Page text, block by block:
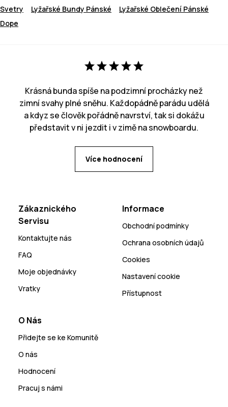
Svetry Lyžařské Bundy Pánské
Lyžařské Oblečení Pánské
Dope
Krásná bunda spíše na podzimní procházky než
zimní svahy plné sněhu. Každopádně parádu udělá
a kdyz se člověk pořádně navrství, tak si dokážu
představit v ni jezdit i v zimě na snowboardu.
Více hodnocení
Zákaznického
Servisu
Kontaktujte nás
FAQ
Moje objednávky
Vratky
Informace
Obchodní podmínky
Ochrana osobních údajů
Cookies
Nastavení cookie
Přístupnost
O Nás
Přidejte se ke Komunitě
O nás
Hodnocení
Pracuj s námi